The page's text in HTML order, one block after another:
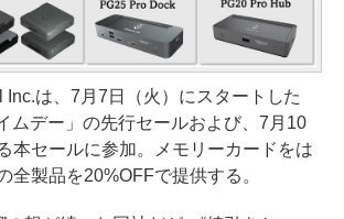
Inc.は、7月7日（火）にスタートした
ムデー」の先行セールおよび、7月10
本セールに参加。メモリーカードをは
全製品を20%OFFで提供する。